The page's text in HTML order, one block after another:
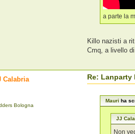
a parte la
Killo nazisti a
Cmq, a livello
Calabria
Bologna
Re: Lanparty
Mauri ha
JJ
Non